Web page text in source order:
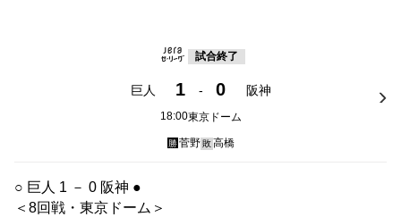
試合終了
巨人 1 - 0 阪神
18:00東京ドーム
勝菅野敗高橋
○ 巨人 1 － 0 阪神 ●
＜8回戦・東京ドーム＞